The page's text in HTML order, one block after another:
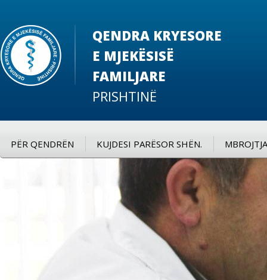
QENDRA KRYESORE
E MJEKËSISË
FAMILJARE
PRISHTINË
PËR QENDRËN KUJDESI PARËSOR SHËN.